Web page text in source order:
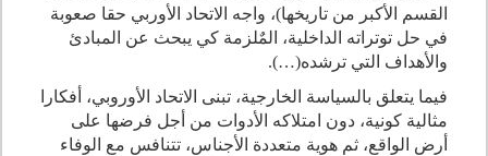
القسم الأكبر من تاريخها)، واجه الاتحاد الأوربي حقا صعوبة
في حل توتراته الداخلية، المٌلزمة كي يبحث عن المبادئ
والأهداف التي ترشده(…
)
.
فيما يتعلق بالسياسة الخارجية، تبنى الاتحاد الأوروبي، أفكارا
مثالية كونية، دون امتلاكه الأدوات من أجل فرضها على
أرض الواقع، ثم هوية متعددة الأجناس، تتنافس مع الوفاء